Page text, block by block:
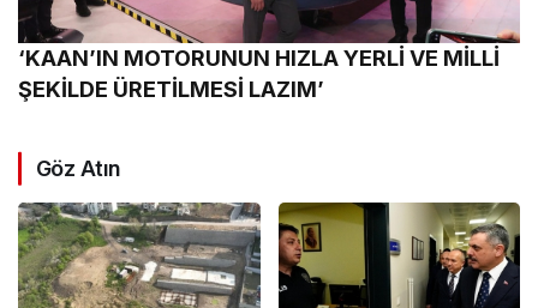
‘KAAN’IN MOTORUNUN HIZLA YERLİ VE MİLLİ
ŞEKİLDE ÜRETİLMESİ LAZIM’
Göz Atın